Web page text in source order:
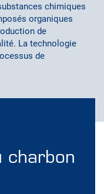
chimiques
organiques
de
La technologie
de